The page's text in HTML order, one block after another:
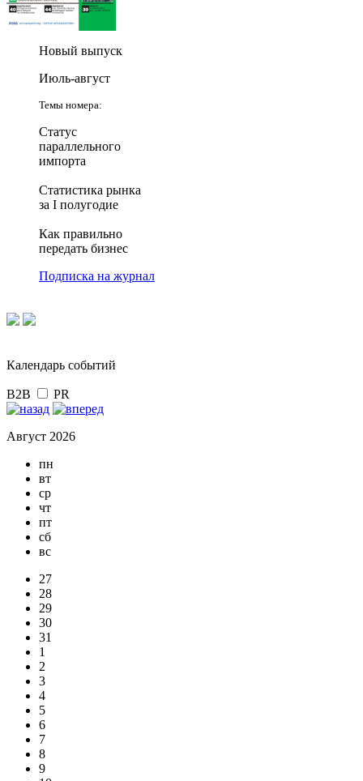
Новый выпуск
Июль-август
Темы номера:
Статус
параллельного
импорта
Статистика рынка
за I полугодие
Как правильно
передать бизнес
Подписка на журнал
Календарь событий
B2B PR
Август 2026
пн
вт
ср
чт
пт
сб
вс
27
28
29
30
31
1
2
3
4
5
6
7
8
9